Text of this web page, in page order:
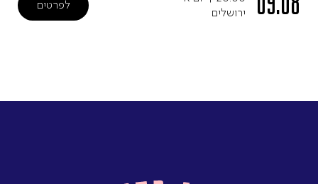
ירושלים
לפרטים